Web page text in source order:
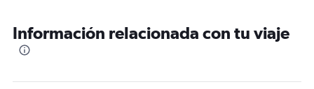
Información relacionada con tu viaje